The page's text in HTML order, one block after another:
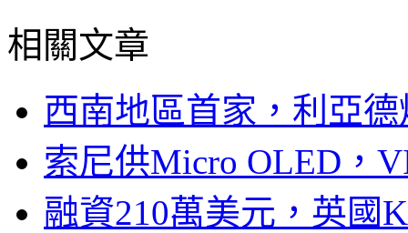
相關文章
西南地區首家，利亞
索尼供Micro OLED，
融資210萬美元，英國